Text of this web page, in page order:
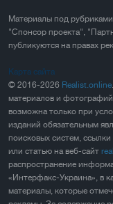
Материалы под
"Спонсор проекта",
публикуются на правах
Карта сайта
© 2016-2026 Realist.online
материалов и
возможна только при
изданий обязательным
поисковых систем,
или статью на веб-сайт
распространение
«Интерфакс-Украина», в
материалы, которые